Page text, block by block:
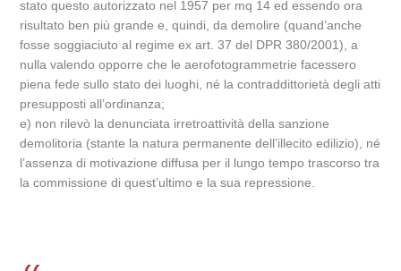
stato questo autorizzato nel 1957 per mq 14 ed essendo ora
risultato ben più grande e, quindi, da demolire (quand’anche
fosse soggiaciuto al regime ex art. 37 del DPR 380/2001), a
nulla valendo opporre che le aerofotogrammetrie facessero
piena fede sullo stato dei luoghi, né la contraddittorietà degli atti
presupposti all’ordinanza;
e) non rilevò la denunciata irretroattività della sanzione
demolitoria (stante la natura permanente dell’illecito edilizio), né
l’assenza di motivazione diffusa per il lungo tempo trascorso tra
la commissione di quest’ultimo e la sua repressione.